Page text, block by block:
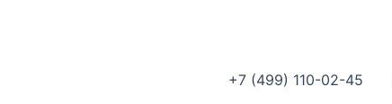
+7 (499) 110-02-45